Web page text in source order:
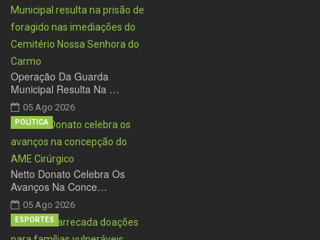
Operação Da Guarda
Municipal Resulta Na …
05 Ago 2026
Netto Donato Celebra Os
Avanços Na Conce…
05 Ago 2026
POLÍTICA
ESPORTES